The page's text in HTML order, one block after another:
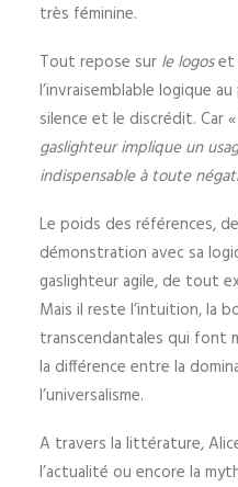
très féminine.
Tout repose sur le logoset
l’invraisemblable logique
silence et le discrédit. Car «
gaslighteur implique un
indispensable à toute
Le poids des références,
démonstration avec sa
gaslighteur agile, de tout
Mais il reste l’intuition, la
transcendantales qui font
la différence entre la
l’universalisme.
A travers la littérature,
l’actualité ou encore la